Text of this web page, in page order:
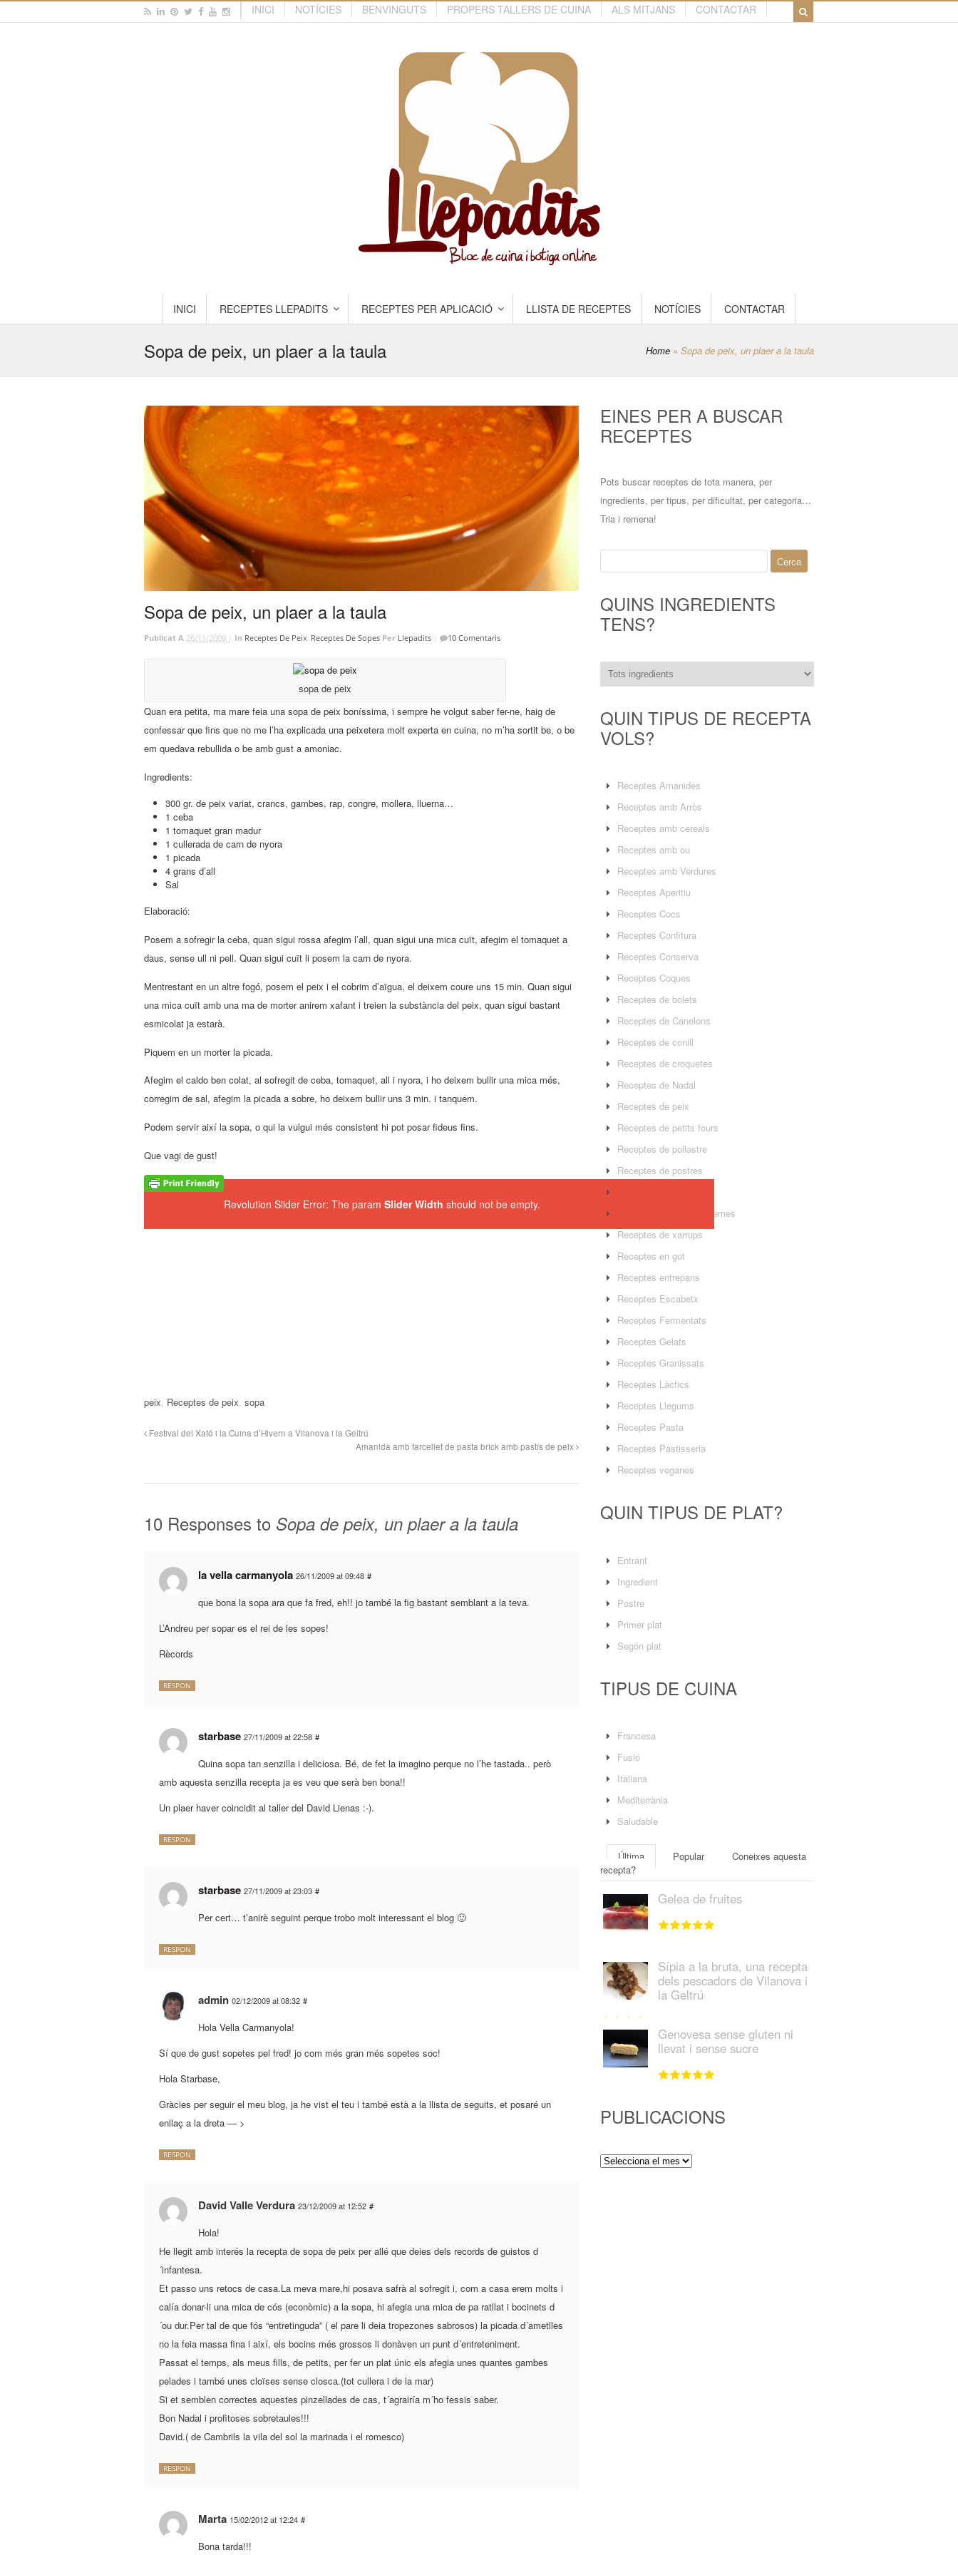
INICI NOTÍCIES BENVINGUTS PROPERS TALLERS DE CUINA ALS MITJANS CONTACTAR
INICI RECEPTES LLEPADITS RECEPTES PER APLICACIÓ LLISTA DE RECEPTES NOTÍCIES CONTACTAR
Sopa de peix, un plaer a la taula Home » Sopa de peix, un plaer a la taula
Sopa de peix, un plaer a la taula
Publicat A 26/11/2009 | In Receptes De Peix Receptes De Sopes Per Llepadits 10 Comentaris
sopa de peix
Quan era petita, ma mare feia una sopa de peix boníssima, i sempre he volgut saber fer-ne, haig de
confessar que fins que no me l’ha explicada una peixetera molt experta en cuina, no m’ha sortit be, o be
em quedava rebullida o be amb gust a amoniac.
Ingredients:
300 gr. de peix variat, crancs, gambes, rap, congre, mollera, lluerna…
1 ceba
1 tomaquet gran madur
1 cullerada de carn de nyora
1 picada
4 grans d’all
Sal
Elaboració:
Posem a sofregir la ceba, quan sigui rossa afegim l’all, quan sigui una mica cuït, afegim el tomaquet a
daus, sense ull ni pell. Quan sigui cuït li posem la carn de nyora.
Mentrestant en un altre fogó, posem el peix i el cobrim d’aïgua, el deixem coure uns 15 min. Quan sigui
una mica cuït amb una ma de morter anirem xafant i treien la substància del peix, quan sigui bastant
esmicolat ja estarà.
Piquem en un morter la picada.
Afegim el caldo ben colat, al sofregit de ceba, tomaquet, all i nyora, i ho deixem bullir una mica més,
corregim de sal, afegim la picada a sobre, ho deixem bullir uns 3 min. i tanquem.
Podem servir així la sopa, o qui la vulgui més consistent hi pot posar fideus fins.
Que vagi de gust!
Revolution Slider Error: The param Slider Width should not be empty.
peix, Receptes de peix, sopa
Festival del Xató i la Cuina d’Hivern a Vilanova i la Geltrú
Amanida amb farcellet de pasta brick amb pastís de peix
10 Responses to Sopa de peix, un plaer a la taula
la vella carmanyola 26/11/2009 at 09:48 #
que bona la sopa ara que fa fred, eh!! jo també la fig bastant semblant a la teva.
L’Andreu per sopar es el rei de les sopes!
Rècords
RESPON
starbase 27/11/2009 at 22:58 #
Quina sopa tan senzilla i deliciosa. Bé, de fet la imagino perque no l’he tastada.. però
amb aquesta senzilla recepta ja es veu que serà ben bona!!
Un plaer haver coincidit al taller del David Lienas :-).
RESPON
starbase 27/11/2009 at 23:03 #
Per cert… t’anirè seguint perque trobo molt interessant el blog 🙂
RESPON
admin 02/12/2009 at 08:32 #
Hola Vella Carmanyola!
Sí que de gust sopetes pel fred! jo com més gran més sopetes soc!
Hola Starbase,
Gràcies per seguir el meu blog, ja he vist el teu i també està a la llista de seguits, et posaré un
enllaç a la dreta — >
RESPON
David Valle Verdura 23/12/2009 at 12:52 #
Hola!
He llegit amb interés la recepta de sopa de peix per allé que deies dels records de guistos d
´infantesa.
Et passo uns retocs de casa.La meva mare,hi posava safrà al sofregit i, com a casa erem molts i
calía donar-li una mica de cós (econòmic) a la sopa, hi afegia una mica de pa ratllat i bocinets d
´ou dur.Per tal de que fós “entretinguda” ( el pare li deia tropezones sabrosos) la picada d´ametlles
no la feia massa fina i així, els bocins més grossos li donàven un punt d´entreteniment.
Passat el temps, als meus fills, de petits, per fer un plat únic els afegia unes quantes gambes
pelades i també unes cloïses sense closca.(tot cullera i de la mar)
Si et semblen correctes aquestes pinzellades de cas, t´agrairía m´ho fessis saber.
Bon Nadal i profitoses sobretaules!!!
David.( de Cambrils la vila del sol la marinada i el romesco)
RESPON
Marta 15/02/2012 at 12:24 #
Bona tarda!!!
EINES PER A BUSCAR
RECEPTES
Pots buscar receptes de tota manera, per
ingredients, per tipus, per dificultat, per categoria…
Tria i remena!
QUINS INGREDIENTS
TENS?
QUIN TIPUS DE RECEPTA
VOLS?
Receptes Amanides
Receptes amb Arròs
Receptes amb cereals
Receptes amb ou
Receptes amb Verdures
Receptes Aperitiu
Receptes Cocs
Receptes Confitura
Receptes Conserva
Receptes Coques
Receptes de bolets
Receptes de Canelons
Receptes de conill
Receptes de croquetes
Receptes de Nadal
Receptes de peix
Receptes de petits fours
Receptes de pollastre
Receptes de postres
Receptes de sopes i cremes
Receptes de xarrups
Receptes en got
Receptes entrepans
Receptes Escabetx
Receptes Fermentats
Receptes Gelats
Receptes Granissats
Receptes Làctics
Receptes Llegums
Receptes Pasta
Receptes Pastisseria
Receptes veganes
QUIN TIPUS DE PLAT?
Entrant
Ingredient
Postre
Primer plat
Segón plat
TIPUS DE CUINA
Francesa
Fusió
Italiana
Mediterrània
Saludable
Última Popular
Coneixes aquesta
recepta?
Gelea de fruites
Sípia a la bruta, una recepta
dels pescadors de Vilanova i
la Geltrú
Genovesa sense gluten ni
llevat i sense sucre
PUBLICACIONS
Publicacions